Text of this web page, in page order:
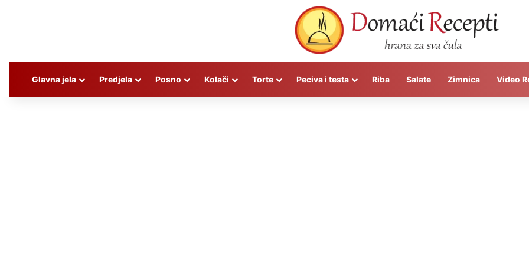
Glavna jela Predjela Posno Kolači Torte Peciva i testa Riba Salate Zimnica Video